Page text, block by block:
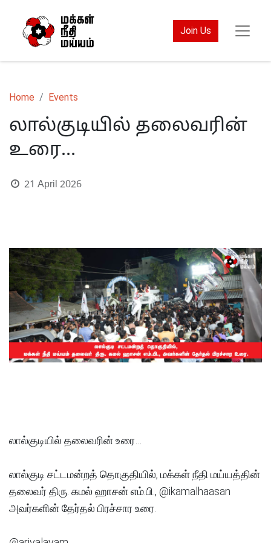
Join Us
Home Events
லால்குடியில் தலைவரின்
உரை…
21 April 2026
லால்குடியில் தலைவரின் உரை…
லால்குடி சட்டமன்றத் தொகுதியில், மக்கள் நீதி மய்யத்தின்
தலைவர் திரு. கமல் ஹாசன் எம்.பி., @ikamalhaasan
அவர்களின் தேர்தல் பிரச்சார உரை.